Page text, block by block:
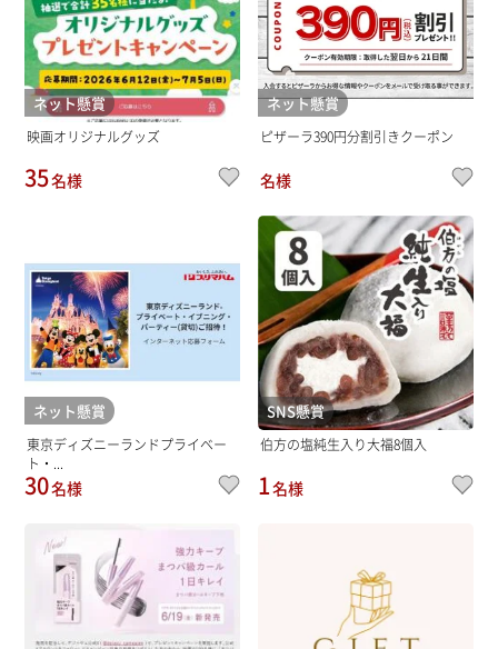
ネット懸賞
映画オリジナルグッズ
35名様
ネット懸賞
ピザーラ390円分割引きクーポン
名様
ネット懸賞
東京ディズニーランドプライベー
ト・...
30名様
SNS懸賞
伯方の塩純生入り大福8個入
1名様